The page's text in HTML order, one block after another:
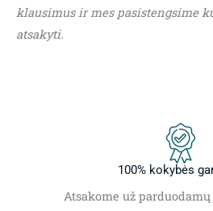
klausimus ir mes pasistengsime
atsakyti.
100% kokybės
Atsakome už